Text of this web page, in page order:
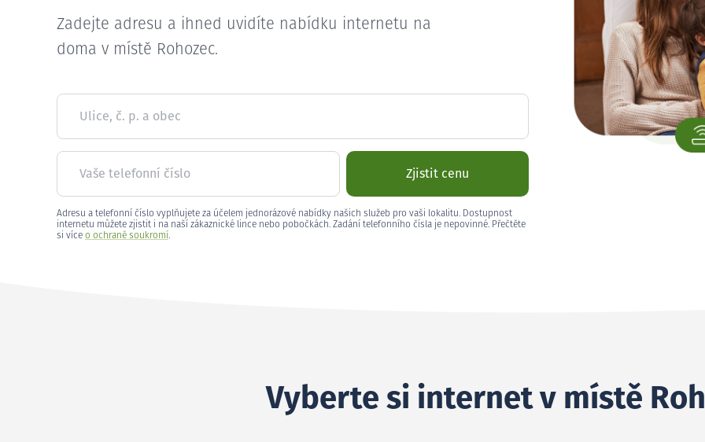
Zadejte adresu a ihned uvidíte nabídku internetu na
doma v místě Rohozec.
Ulice, č. p. a obec
Vaše telefonní číslo Zjistit cenu
Adresu a telefonní číslo vyplňujete za účelem jednorázové nabídky našich služeb pro vaši lokalitu. Dostupnost
internetu můžete zjistit i na naší zákaznické lince nebo pobočkách. Zadání telefonního čísla je nepovinné. Přečtěte
si více o ochraně soukromí.
Vyberte si internet v místě